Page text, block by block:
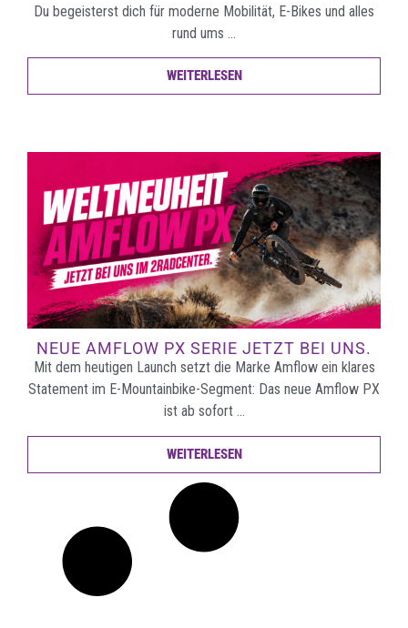
Du begeisterst dich für moderne Mobilität, E-Bikes und alles
rund ums …
WEITERLESEN
NEUE AMFLOW PX SERIE JETZT BEI UNS.
Mit dem heutigen Launch setzt die Marke Amflow ein klares
Statement im E-Mountainbike-Segment: Das neue Amflow PX
ist ab sofort …
WEITERLESEN